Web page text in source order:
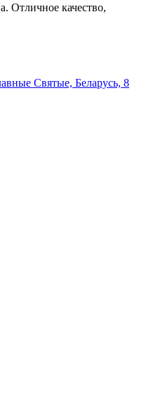
Отличное качество,
Святые, Беларусь, 8